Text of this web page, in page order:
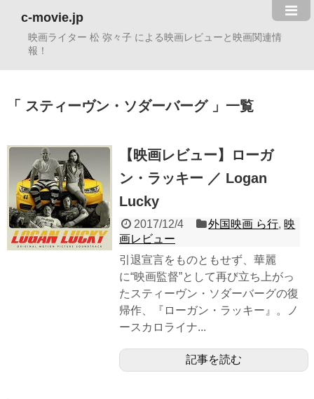
c-movie.jp
映画ライター 松 弥々子 による映画レビューと映画関連情
報！
スティーヴン・ソダーバーグ 一覧
【映画レビュー】ローガ
ン・ラッキー ／ Logan
Lucky
2017/12/4 外国映画 ら行, 映
画レビュー
引退宣言をものともせず、華麗
に“映画監督”として再び立ち上がっ
たスティーヴン・ソダーバーグの復
帰作、『ローガン・ラッキー』。ノ
ースカロライナ...
記事を読む